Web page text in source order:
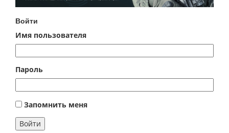
Войти
Имя пользователя
Пароль
Запомнить меня
Войти